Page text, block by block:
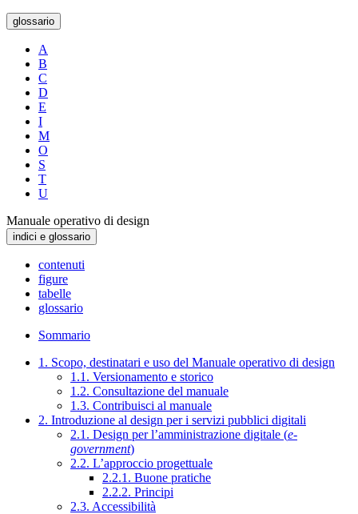
glossario
A
B
C
D
E
I
M
O
S
T
U
Manuale operativo di design
indici e glossario
contenuti
figure
tabelle
glossario
Sommario
1. Scopo, destinatari e uso del Manuale operativo di design
1.1. Versionamento e storico
1.2. Consultazione del manuale
1.3. Contribuisci al manuale
2. Introduzione al design per i servizi pubblici digitali
2.1. Design per l’amministrazione digitale (e-
government)
2.2. L’approccio progettuale
2.2.1. Buone pratiche
2.2.2. Principi
2.3. Accessibilità